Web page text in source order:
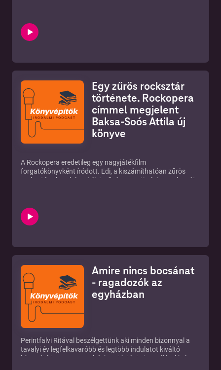
Egy zűrös rocksztár
története. Rockopera
címmel megjelent
Baksa-Soós Attila új
könyve
A Rockopera eredetileg egy nagyjátékfilm
forgatókönyvként íródott. Edi, a kiszámíthatóan zűrös
rocksztár-akarok-lenni életművész vezeti végig az olvasót
társadalmi szabályok abszurd színjátékával, hogy végül
fordulatokban gazdag összképpel szolgáljon a mindenkori
hatalom és a művészet egymáshoz való viszonyáról. Egy
könyvet a Tarandus kiadó adta ki. A könyv
megvásárolható a Tarandus Kiadó oldalán:
https://tarandus.hu/product/rockopera/
Amire nincs bocsánat
- ragadozók az
egyházban
Perintfalvi Ritával beszélgettünk aki minden bizonnyal a
tavalyi év legfelkavaróbb és legtöbb indulatot kiváltó
könyvét írta meg az egyházban történt visszaélésekkel